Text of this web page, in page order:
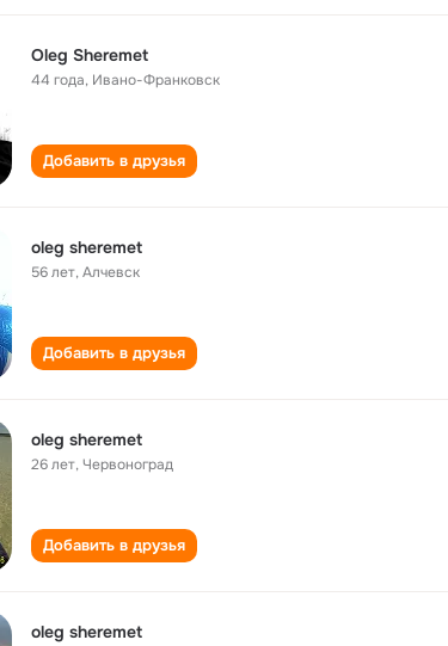
Oleg Sheremet
44 года, Ивано-Франковск
Добавить в друзья
oleg sheremet
56 лет,Алчевск
Добавить в друзья
oleg sheremet
26 лет,Червоноград
Добавить в друзья
oleg sheremet